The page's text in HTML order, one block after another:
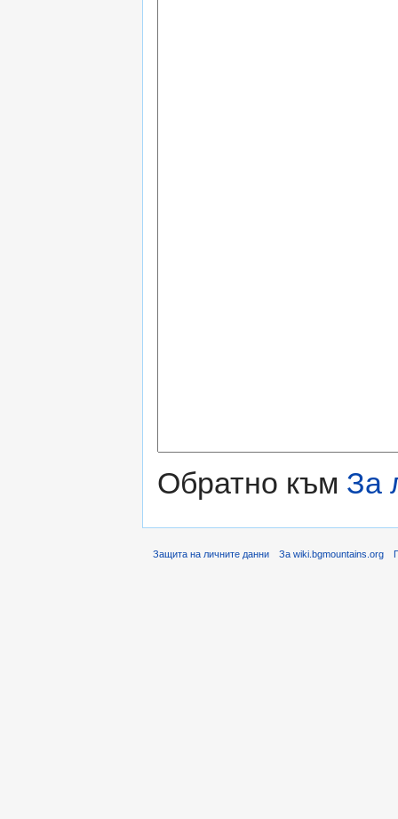
Обратно към За
Защита на личните данни За wiki.bgmountains.org